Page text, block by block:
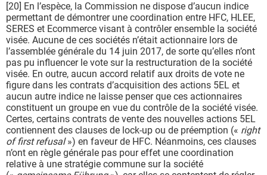
[20] En l’espèce, la Commission ne dispose d’aucun indice
permettant de démontrer une coordination entre HFC, HLEE,
SERES et Ecommerce visant à contrôler ensemble la société
visée. Aucune de ces sociétés n’était actionnaire lors de
l’assemblée générale du 14 juin 2017, de sorte qu’elles n’ont
pas pu influencer le vote sur la restructuration de la société
visée. En outre, aucun accord relatif aux droits de vote ne
figure dans les contrats d’acquisition des actions 5EL et
aucun autre indice ne laisse penser que ces actionnaires
constituent un groupe en vue du contrôle de la société visée.
Certes, certains contrats de vente des nouvelles actions 5EL
contiennent des clauses de lock-up ou de préemption (« right
of first refusal») en faveur de HFC. Néanmoins, ces clauses
n’ont en règle générale pas pour effet une coordination
relative à une stratégie commune sur la société